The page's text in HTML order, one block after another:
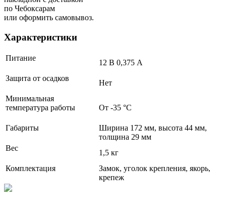
по Чебоксарам
или оформить самовывоз.
Характеристики
Питание
12 В 0,375 А
Защита от осадков
Нет
Минимальная
температура работы
От -35 °С
Габариты
Ширина 172 мм, высота 44 мм,
толщина 29 мм
Вес
1,5 кг
Комплектация
Замок, уголок крепления, якорь,
крепеж